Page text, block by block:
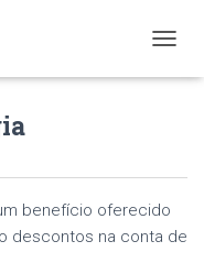
O
N
benefício oferecido
descontos na conta de